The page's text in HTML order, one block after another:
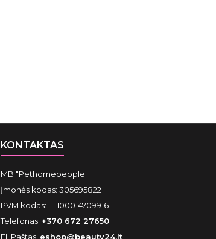
KONTAKTAS
MB "Pethomepeople"
Įmonės kodas: 305695822
PVM kodas: LT100014709916
Telefonas: +370 672 27650
El. Paštas: eshop@beauty24.lt